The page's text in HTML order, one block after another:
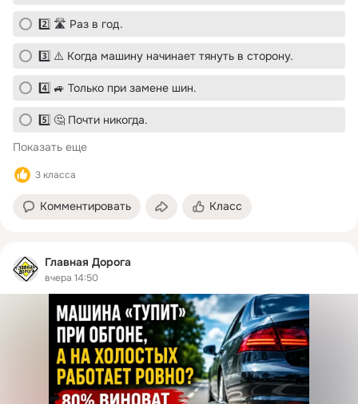
2️⃣ 🛣 Раз в год.
3️⃣ ⚠️ Когда машину начинает тянуть в сторону.
4️⃣ 🚙 Только при замене шин.
5️⃣ 🤔 Почти никогда.
Показать еще
3 класса
Комментировать Класс
Главная Дорога
вчера 14:50